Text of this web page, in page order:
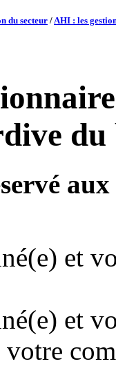
du secteur /AHI : les
du
et
et
votre